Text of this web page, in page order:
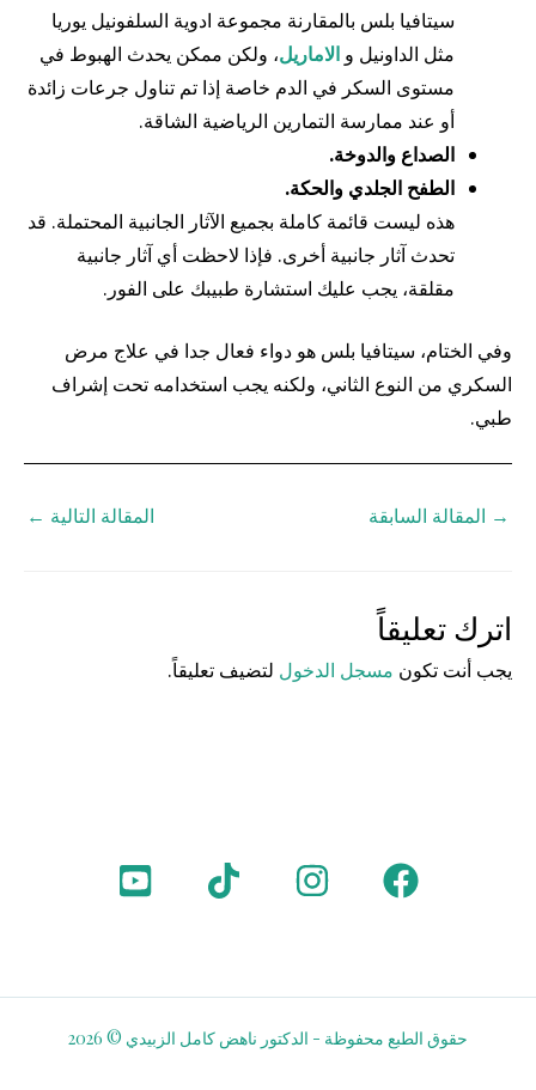
سيتافيا بلس بالمقارنة مجموعة ادوية السلفونيل يوريا
مثل الداونيل و الاماريل، ولكن ممكن يحدث الهبوط في
مستوى السكر في الدم خاصة إذا تم تناول جرعات زائدة
أو عند ممارسة التمارين الرياضية الشاقة.
الصداع والدوخة.
الطفح الجلدي والحكة.
هذه ليست قائمة كاملة بجميع الآثار الجانبية المحتملة. قد
تحدث آثار جانبية أخرى. فإذا لاحظت أي آثار جانبية
مقلقة، يجب عليك استشارة طبيبك على الفور.
وفي الختام، سيتافيا بلس هو دواء فعال جدا في علاج مرض
السكري من النوع الثاني، ولكنه يجب استخدامه تحت إشراف
طبي.
→ المقالة السابقة المقالة التالية ←
اترك تعليقاً
يجب أنت تكون مسجل الدخول لتضيف تعليقاً.
حقوق الطبع محفوظة - الدكتور ناهض كامل الزبيدي © 2026